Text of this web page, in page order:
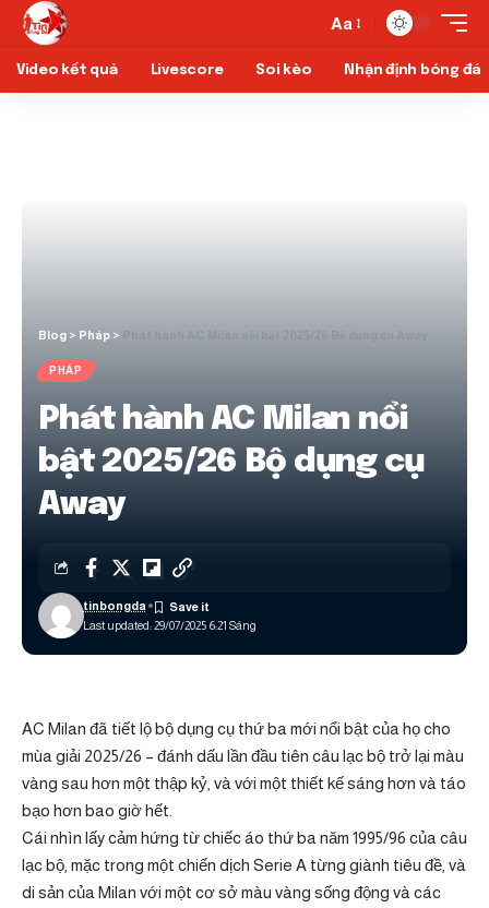
Aa
Video kết quả Livescore Soi kèo Nhận định bóng đá
Blog > Pháp >
PHÁP
Phát hành AC Milan nổi
bật 2025/26 Bộ dụng cụ
Away
Last updated: 29/07/2025 6:21 Sáng
tinbongda
AC Milan đã tiết lộ bộ dụng cụ thứ ba mới nổi bật của họ cho
mùa giải 2025/26 – đánh dấu lần đầu tiên câu lạc bộ trở lại màu
vàng sau hơn một thập kỷ, và với một thiết kế sáng hơn và táo
bạo hơn bao giờ hết.
Cái nhìn lấy cảm hứng từ chiếc áo thứ ba năm 1995/96 của câu
lạc bộ, mặc trong một chiến dịch Serie A từng giành tiêu đề, và
di sản của Milan với một cơ sở màu vàng sống động và các